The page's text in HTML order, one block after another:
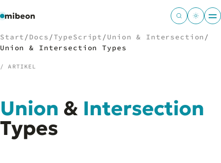
mibeon
01 Start
02MB
03Projekte
Start / Docs /TypeScript / Union & Intersection /
Union & Intersection Types
/ ARTIKEL
Union & Intersection
Types